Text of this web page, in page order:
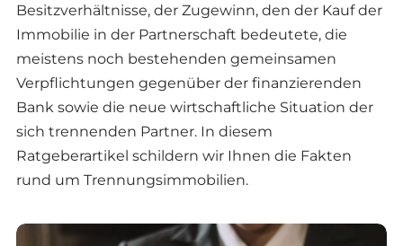
Besitzverhältnisse, der Zugewinn, den der Kauf der
Immobilie in der Partnerschaft bedeutete, die
meistens noch bestehenden gemeinsamen
Verpflichtungen gegenüber der finanzierenden
Bank sowie die neue wirtschaftliche Situation der
sich trennenden Partner. In diesem
Ratgeberartikel schildern wir Ihnen die Fakten
rund um Trennungsimmobilien.